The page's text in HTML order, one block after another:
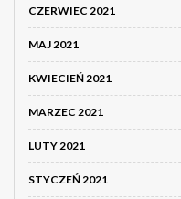
CZERWIEC 2021
MAJ 2021
KWIECIEŃ 2021
MARZEC 2021
LUTY 2021
STYCZEŃ 2021